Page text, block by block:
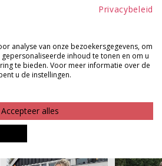
en soepele stof zorgen ervoor
fijn draagt. Ideaal voor zowel
look. Een veelzijdige
ontbreken in je garderobe.
JE LOOK COMPLEET
Privacybeleid
analyse van onze bezoekersgegevens, om
inhoud te tonen en om u
te bieden. Voor meer informatie over de
u de instellingen.
Accepteer alles